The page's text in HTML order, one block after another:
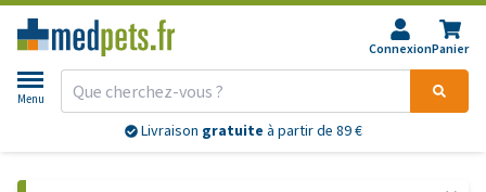
ConnexionPanier
Menu
Livraison gratuite à partir de 89 €